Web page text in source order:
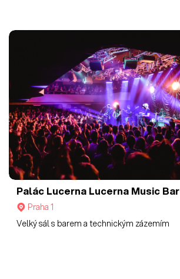
Palác Lucerna Lucerna Music Bar
Praha 1
Velký sál s barem a technickým zázemím